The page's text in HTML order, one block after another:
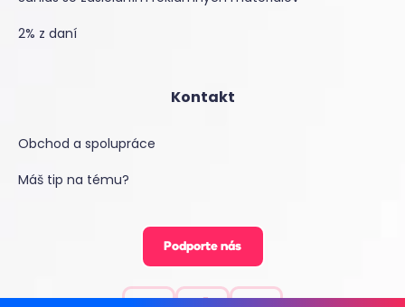
2% z daní
Kontakt
Obchod a spolupráce
Máš tip na tému?
Podporte nás